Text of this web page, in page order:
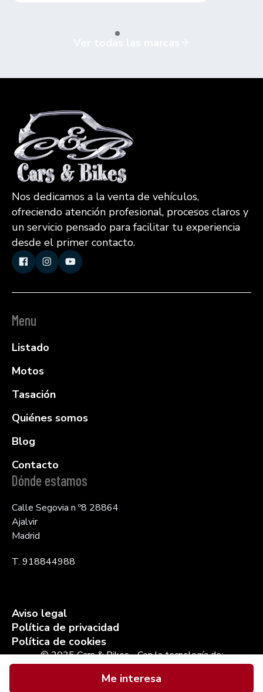
Me interesa
Nos dedicamos a la venta de vehículos,
ofreciendo atención profesional, procesos claros y
un servicio pensado para facilitar tu experiencia
desde el primer contacto.
Menu
Listado
Motos
Tasación
Quiénes somos
Blog
Contacto
Dónde estamos
Calle Segovia n º8 28864
Ajalvir
Madrid
T. 918844988
Aviso legal
Política de privacidad
Política de cookies
© 2025 Cars & Bikes - Con la tecnología de: